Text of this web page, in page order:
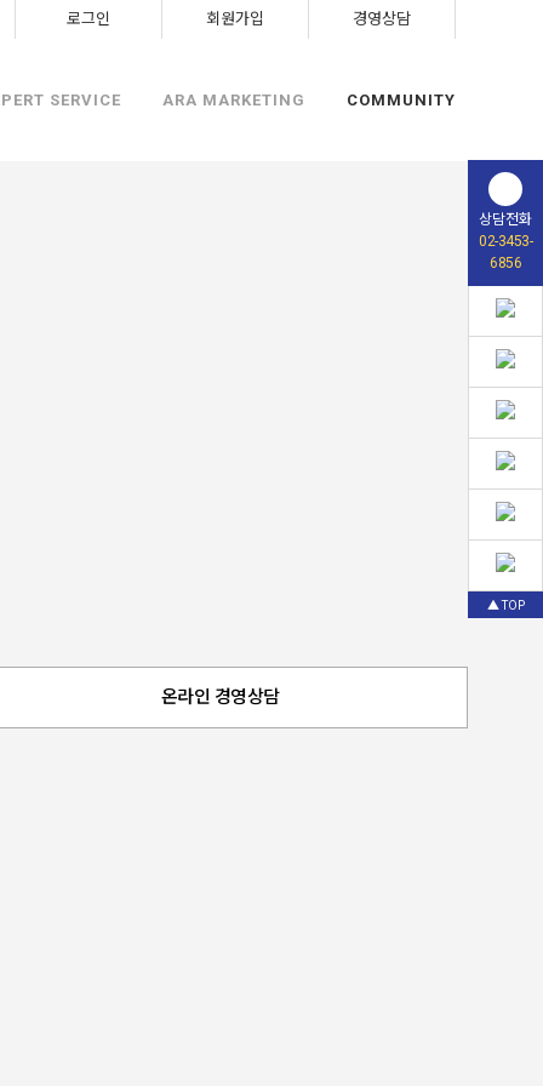
로그인 회원가입 경영상담
SERVICE ARA MARKETING COMMUNITY
온라인 경영상담
상담전화
02-3453-
6856
▲ TOP